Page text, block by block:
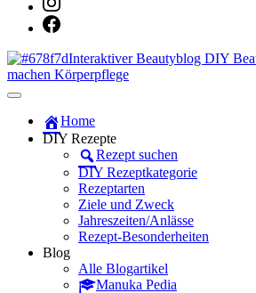
Manuka Magic –
Dein interaktiver DIY
Home
DIY Rezepte
Rezept suchen
DIY Rezeptkategorie
Rezeptarten
Ziele und Zweck
Jahreszeiten/Anlässe
Rezept-Besonderheiten
Blog
Alle Blogartikel
Manuka Pedia